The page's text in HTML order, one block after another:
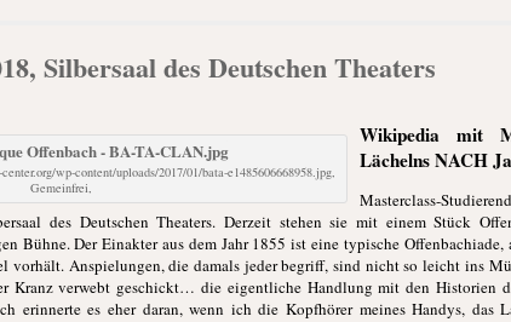
Silbersaal des Deutschen Theaters
wp-content/uploads/2017/01/bata-e1485606668958.jpg,
Gemeinfrei,
Wikipedia mit
Lächelns NACH
Masterclass-
des Deutschen Theaters. Derzeit stehen sie mit einem Stück
Bühne. Der Einakter aus dem Jahr 1855 ist eine typische
vorhält. Anspielungen, die damals jeder begriff, sind nicht so leicht ins
Kranz verwebt geschickt… die eigentliche Handlung mit den Historien
erinnerte es eher daran, wenn ich die Kopfhörer meines Handys, das